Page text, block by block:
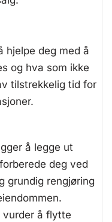
hjelpe deg med å
og hva som ikke
tilstrekkelig tid for
å legge ut
deg ved
grundig rengjøring
vurder å flytte